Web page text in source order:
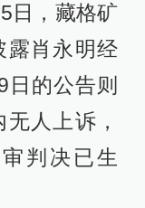
日，藏格矿
露肖永明经
的公告则
人上诉，
判决已生